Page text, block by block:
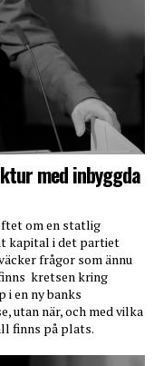
med inbyggda
om en statlig
kapital i det partiet
frågor som ännu
kretsen kring
en ny banks
utan när, och med vilka
finns på plats.